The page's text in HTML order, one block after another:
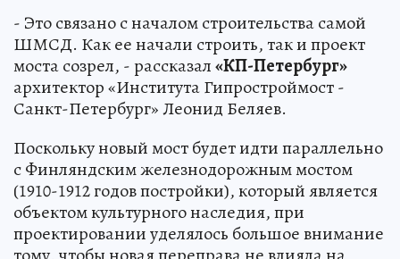
- Это связано с началом строительства самой
ШМСД. Как ее начали строить, так и проект
моста созрел, - рассказал«КП-Петербург»
архитектор «Института Гипростроймост -
Санкт-Петербург» Леонид Беляев.
Поскольку новый мост будет идти параллельно
с Финляндским железнодорожным мостом
(1910-1912 годов постройки), который является
объектом культурного наследия, при
проектировании уделялось большое внимание